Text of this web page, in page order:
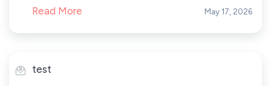
Read More May 17, 2026
test